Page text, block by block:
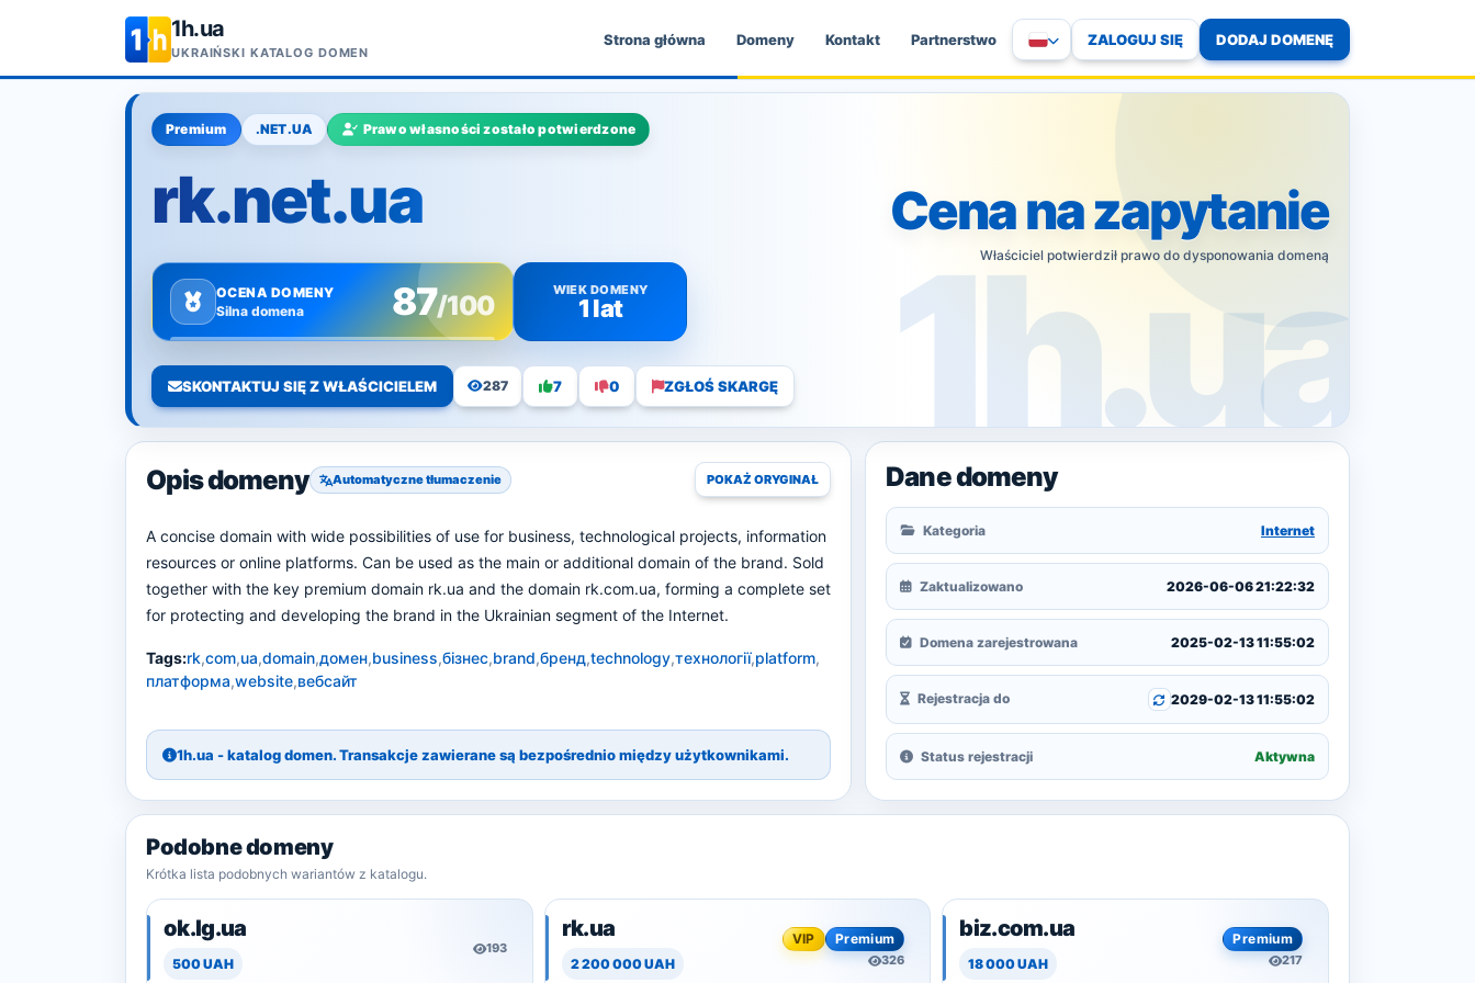
1h.ua
UKRAIŃSKI KATALOG DOMEN
Strona główna Domeny Kontakt Partnerstwo ZALOGUJ SIĘ DODAJ DOMENĘ
Premium .NET.UA Prawo własności zostało potwierdzone
rk.net.ua
OCENA DOMENY
Silna domena
87/100
WIEK DOMENY
1 lat
Cena na zapytanie
Właściciel potwierdził prawo do dysponowania domeną
SKONTAKTUJ SIĘ Z WŁAŚCICIELEM 287 7 0 ZGŁOŚ SKARGĘ
Opis domeny Automatyczne tłumaczenie POKAŻ ORYGINAŁ
A concise domain with wide possibilities of use for business, technological projects, information
resources or online platforms. Can be used as the main or additional domain of the brand. Sold
together with the key premium domain rk.ua and the domain rk.com.ua, forming a complete set
for protecting and developing the brand in the Ukrainian segment of the Internet.
Tags:rk,com,ua,domain,домен,business,бізнес,brand,бренд,technology,технології,platform,
платформа,website,вебсайт
1h.ua - katalog domen. Transakcje zawierane są bezpośrednio między użytkownikami.
Dane domeny
Kategoria Internet
Zaktualizowano 2026-06-06 21:22:32
Domena zarejestrowana 2025-02-13 11:55:02
Rejestracja do 2029-02-13 11:55:02
Status rejestracji Aktywna
Podobne domeny
Krótka lista podobnych wariantów z katalogu.
ok.lg.ua
500 UAH
193
rk.ua
2 200 000 UAH
VIP Premium
326
biz.com.ua
18 000 UAH
Premium
217